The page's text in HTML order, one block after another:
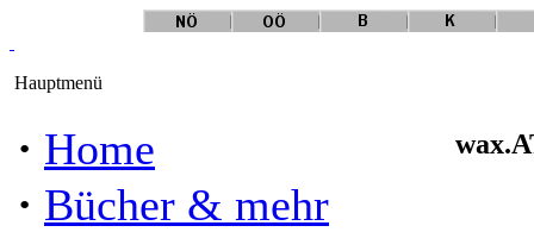
Hauptmenü
· Home
· Bücher & mehr